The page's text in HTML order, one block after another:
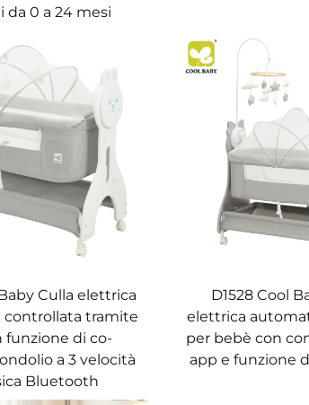
da 0 a 24 mesi
Culla elettrica
tramite
funzione di co-
a 3 velocità
Bluetooth
D1528 Cool
elettrica
per bebè con
app e funzione